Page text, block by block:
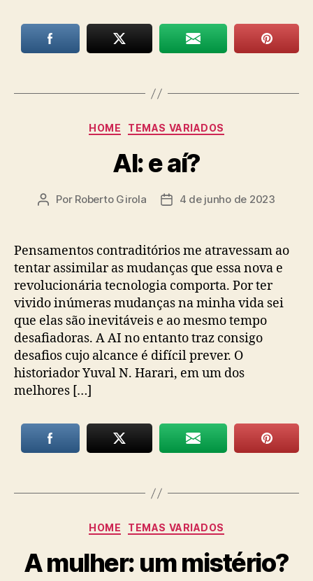
Categorias
HOME TEMAS VARIADOS
AI: e aí?
Autor
Por Roberto Girola
Data4 de junho de 2023
Pensamentos contraditórios me atravessam ao
tentar assimilar as mudanças que essa nova e
revolucionária tecnologia comporta. Por ter
vivido inúmeras mudanças na minha vida sei
que elas são inevitáveis e ao mesmo tempo
desafiadoras. A AI no entanto traz consigo
desafios cujo alcance é difícil prever. O
historiador Yuval N. Harari, em um dos
melhores […]
Categorias
HOME TEMAS VARIADOS
A mulher: um mistério?